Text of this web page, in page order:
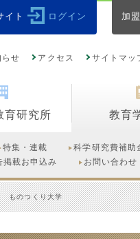
イト ログイン 加
らせ アクセス サイトマッ
育研究所 教育
特集・連載 科学研究費補助
掲載お申込み お問い合わせ
ものつくり大学